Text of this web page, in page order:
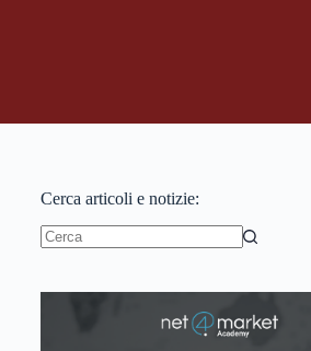
Cerca articoli e notizie: